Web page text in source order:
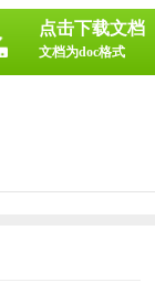
点击下载文档
文档为doc格式